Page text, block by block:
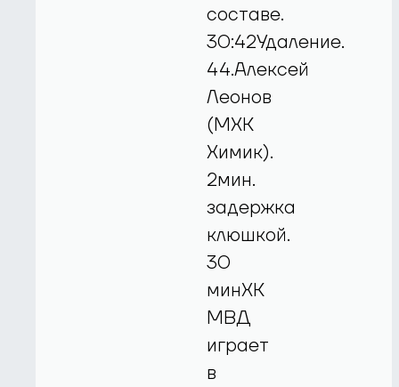
составе.
30:42Удаление.
44.Алексей
Леонов
(МХК
Химик).
2мин.
задержка
клюшкой.
30
минХК
МВД
играет
в